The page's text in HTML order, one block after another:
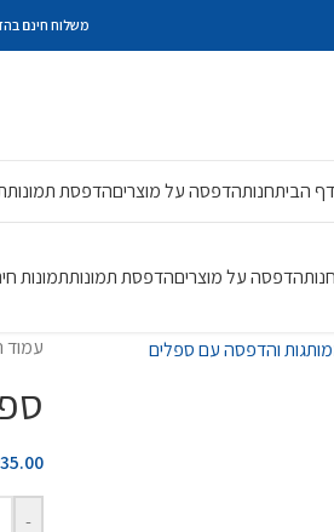
משלוח חינם
דף הביתחנותהדפסה על מוצריםהדפסת תמונות
חנותהדפסה על מוצריםהדפסת תמונותתמונות
עמוד
35.00
-